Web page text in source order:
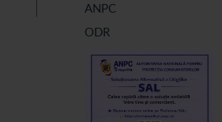
ANPC
ODR